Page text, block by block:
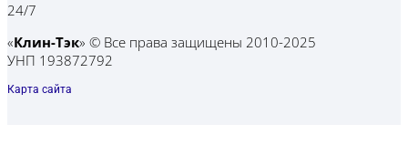
24/7
«Клин-Тэк» © Все права защищены 2010-2025
УНП 193872792
Карта сайта